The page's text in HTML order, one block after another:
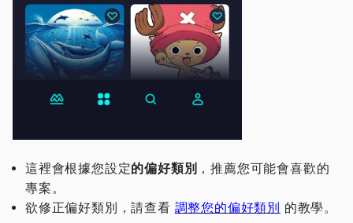
這裡會根據您設定的偏好類別 ，推薦您可能會喜歡的
專案。
欲修正偏好類別，請查看 調整您的偏好類別 的教學。